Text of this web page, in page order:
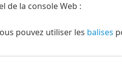
de la console Web :
pouvez utiliser les balises